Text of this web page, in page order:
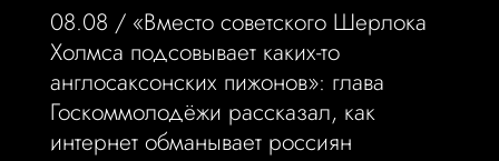
08.08 / «Вместо советского Шерлока
Холмса подсовывает каких-то
англосаксонских пижонов»: глава
Госкоммолодёжи рассказал, как
интернет обманывает россиян